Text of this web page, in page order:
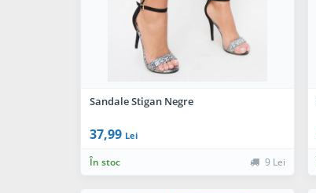
Sandale Stigan Negre
37,99 Lei
În stoc 9 Lei